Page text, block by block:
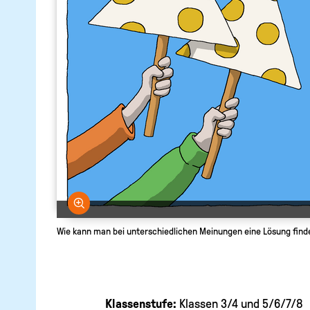
Bild vergrößern
Wie kann man bei unterschiedlichen Meinungen eine Lösung
Klassenstufe: Klassen 3/4 und 5/6/7/8